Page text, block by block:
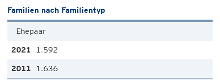
Familien nach Familientyp
Ehepaar
1.592
1.636